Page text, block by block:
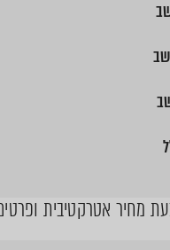
מחיר אטרקטיבית